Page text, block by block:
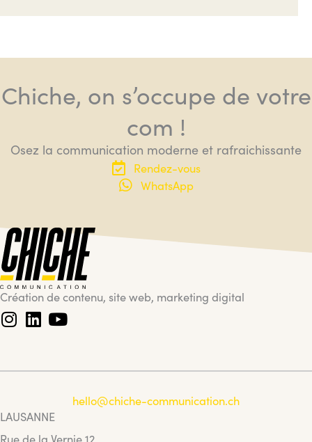
Chiche, on s’occupe de votre
com !
Osez la communication moderne et rafraichissante
Rendez-vous
WhatsApp
Création de contenu, site web, marketing digital
hello@chiche-communication.ch
LAUSANNE
Rue de la Vernie 12